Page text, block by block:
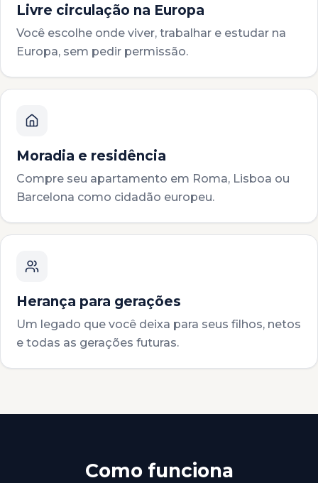
Livre circulação na Europa
Você escolhe onde viver, trabalhar e estudar na
Europa, sem pedir permissão.
Moradia e residência
Compre seu apartamento em Roma, Lisboa ou
Barcelona como cidadão europeu.
Herança para gerações
Um legado que você deixa para seus filhos, netos
e todas as gerações futuras.
Como funciona